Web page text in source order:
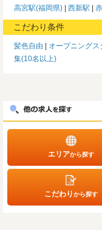
高宮駅(福岡県) 西新駅
こだわり条件
髪色自由 オープニングス
集(10名以上)
エリアから探す
こだわりから探す